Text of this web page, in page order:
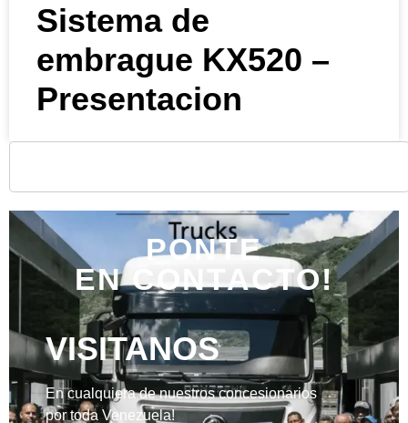
Sistema de
embrague KX520 –
Presentacion
PONTE
EN CONTACTO!
VISITANOS
En cualquiera de nuestros concesionarios
por toda Venezuela!